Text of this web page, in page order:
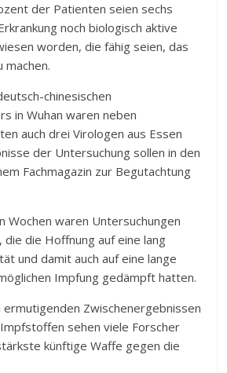
der Patienten seien sechs
noch biologisch aktive
worden, die fähig seien, das
machen.
chinesischen
in Wuhan waren neben
auch drei Virologen aus Essen
der Untersuchung sollen in den
Fachmagazin zur Begutachtung
Wochen waren Untersuchungen
die Hoffnung auf eine lang
und damit auch auf eine lange
Impfung gedämpft hatten.
Zwischenergebnissen
sehen viele Forscher
künftige Waffe gegen die